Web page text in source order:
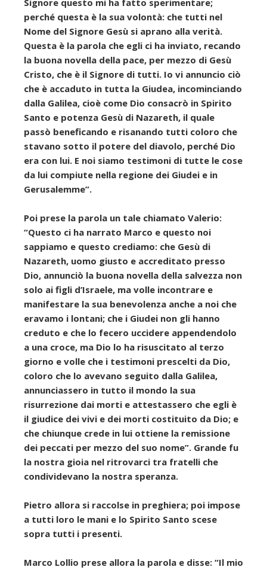
Signore questo mi ha fatto sperimentare;
perché questa è la sua volontà: che tutti nel
Nome del Signore Gesù si aprano alla verità.
Questa è la parola che egli ci ha inviato, recando
la buona novella della pace, per mezzo di Gesù
Cristo, che è il Signore di tutti. Io vi annuncio ciò
che è accaduto in tutta la Giudea, incominciando
dalla Galilea, cioè come Dio consacrò in Spirito
Santo e potenza Gesù di Nazareth, il quale
passò beneficando e risanando tutti coloro che
stavano sotto il potere del diavolo, perché Dio
era con lui. E noi siamo testimoni di tutte le cose
da lui compiute nella regione dei Giudei e in
Gerusalemme”.
Poi prese la parola un tale chiamato Valerio:
“Questo ci ha narrato Marco e questo noi
sappiamo e questo crediamo: che Gesù di
Nazareth, uomo giusto e accreditato presso
Dio, annunciò la buona novella della salvezza non
solo ai figli d’Israele, ma volle incontrare e
manifestare la sua benevolenza anche a noi che
eravamo i lontani; che i Giudei non gli hanno
creduto e che lo fecero uccidere appendendolo
a una croce, ma Dio lo ha risuscitato al terzo
giorno e volle che i testimoni prescelti da Dio,
coloro che lo avevano seguito dalla Galilea,
annunciassero in tutto il mondo la sua
risurrezione dai morti e attestassero che egli è
il giudice dei vivi e dei morti costituito da Dio; e
che chiunque crede in lui ottiene la remissione
dei peccati per mezzo del suo nome”. Grande fu
la nostra gioia nel ritrovarci tra fratelli che
condividevano la nostra speranza.
Pietro allora si raccolse in preghiera; poi impose
a tutti loro le mani e lo Spirito Santo scese
sopra tutti i presenti.
Marco Lollio prese allora la parola e disse: “Il mio